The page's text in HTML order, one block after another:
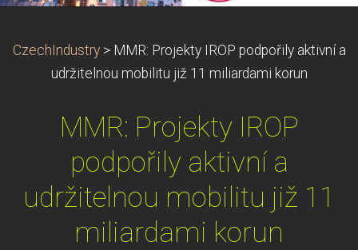
CzechIndustry > MMR: Projekty IROP podpořily aktivní a
udržitelnou mobilitu již 11 miliardami korun
MMR: Projekty IROP
podpořily aktivní a
udržitelnou mobilitu již 11
miliardami korun